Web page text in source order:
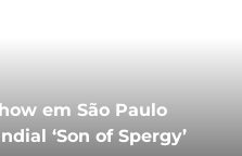
em São Paulo
‘Son of Spergy’